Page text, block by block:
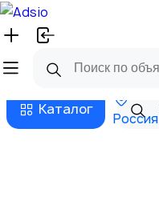
Русский
Бизнес тарифы
Каталог
Россия